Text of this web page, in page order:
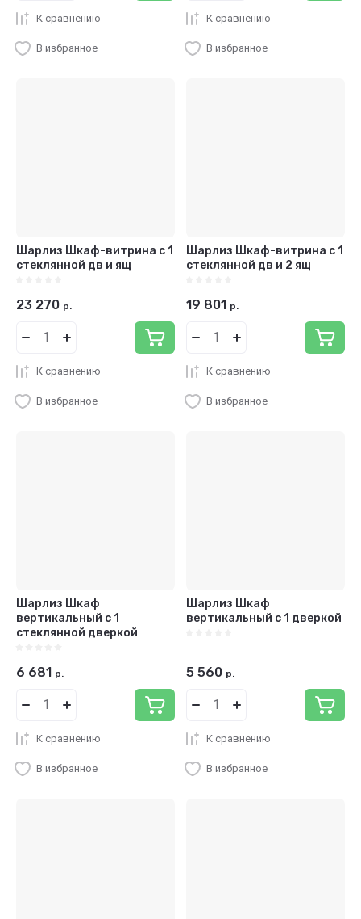
К сравнению
В избранное
К сравнению
В избранное
Шарлиз Шкаф-витрина с 1
стеклянной дв и ящ
23 270 р.
К сравнению
В избранное
Шарлиз Шкаф-витрина с 1
стеклянной дв и 2 ящ
19 801 р.
К сравнению
В избранное
Шарлиз Шкаф
вертикальный с 1
стеклянной дверкой
6 681 р.
К сравнению
В избранное
Шарлиз Шкаф
вертикальный с 1 дверкой
5 560 р.
К сравнению
В избранное